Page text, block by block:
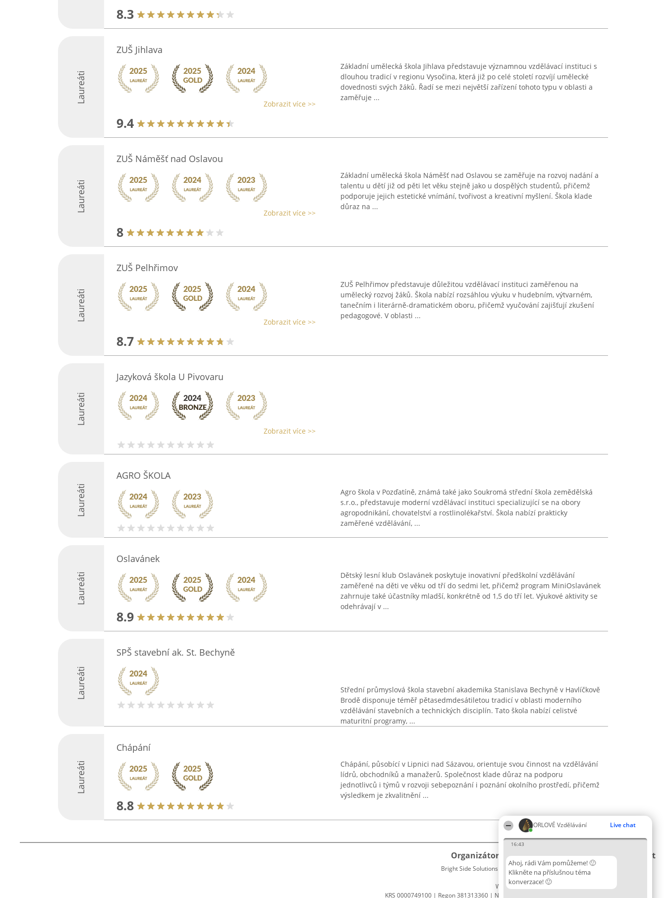
ORLOVÉ Vzdělávání Live chat
16:43
Ahoj, rádi Vám pomůžeme! 🙂
Klikněte na příslušnou téma
konverzace! 🙂
8.3
Laureáti
ZUŠ Jihlava
Zobrazit více >>
9.4
Základní umělecká škola Jihlava představuje významnou vzdělávací instituci s
dlouhou tradicí v regionu Vysočina, která již po celé století rozvíjí umělecké
dovednosti svých žáků. Řadí se mezi největší zařízení tohoto typu v oblasti a
zaměřuje ...
Laureáti
ZUŠ Náměšť nad Oslavou
Zobrazit více >>
8
Základní umělecká škola Náměšť nad Oslavou se zaměřuje na rozvoj nadání a
talentu u dětí již od pěti let věku stejně jako u dospělých studentů, přičemž
podporuje jejich estetické vnímání, tvořivost a kreativní myšlení. Škola klade
důraz na ...
Laureáti
ZUŠ Pelhřimov
Zobrazit více >>
8.7
ZUŠ Pelhřimov představuje důležitou vzdělávací instituci zaměřenou na
umělecký rozvoj žáků. Škola nabízí rozsáhlou výuku v hudebním, výtvarném,
tanečním i literárně-dramatickém oboru, přičemž vyučování zajišťují zkušení
pedagogové. V oblasti ...
Laureáti
Jazyková škola U Pivovaru
Zobrazit více >>
Laureáti
AGRO ŠKOLA
Agro škola v Pozďatíně, známá také jako Soukromá střední škola zemědělská
s.r.o., představuje moderní vzdělávací instituci specializující se na obory
agropodnikání, chovatelství a rostlinolékařství. Škola nabízí prakticky
zaměřené vzdělávání, ...
Laureáti
Oslavánek
8.9
Dětský lesní klub Oslavánek poskytuje inovativní předškolní vzdělávání
zaměřené na děti ve věku od tří do sedmi let, přičemž program MiniOslavánek
zahrnuje také účastníky mladší, konkrétně od 1,5 do tří let. Výukové aktivity se
odehrávají v ...
Laureáti
SPŠ stavební ak. St. Bechyně
Střední průmyslová škola stavební akademika Stanislava Bechyně v Havlíčkově
Brodě disponuje téměř pětasedmdesátiletou tradicí v oblasti moderního
vzdělávání stavebních a technických disciplín. Tato škola nabízí celistvé
maturitní programy, ...
Laureáti
Chápání
8.8
Chápání, působící v Lipnici nad Sázavou, orientuje svou činnost na vzdělávání
lídrů, obchodníků a manažerů. Společnost klade důraz na podporu
jednotlivců i týmů v rozvoji sebepoznání i poznání okolního prostředí, přičemž
výsledkem je zkvalitnění ...
Organizátor hlasování
Bright Side Solutions sp. z o. o. sp. k.
ul. Ruska 22
Wrocław 50-079
KRS 0000749100 | Regon 381313360 | NIP 8943132676
Plebiscyt
Vítězové
Seznam
Kontakt